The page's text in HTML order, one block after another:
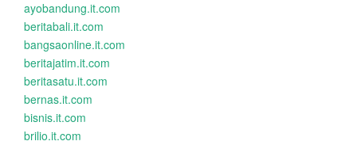
ayobandung.it.com
beritabali.it.com
bangsaonline.it.com
beritajatim.it.com
beritasatu.it.com
bernas.it.com
bisnis.it.com
brilio.it.com